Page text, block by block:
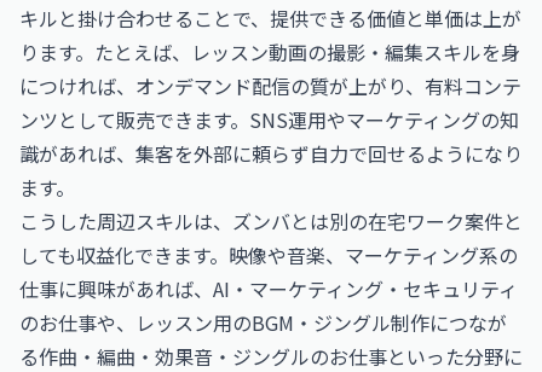
キルと掛け合わせることで、提供できる価値と単価は上が
ります。たとえば、レッスン動画の撮影・編集スキルを身
につければ、オンデマンド配信の質が上がり、有料コンテ
ンツとして販売できます。SNS運用やマーケティングの知
識があれば、集客を外部に頼らず自力で回せるようになり
ます。
こうした周辺スキルは、ズンバとは別の在宅ワーク案件と
しても収益化できます。映像や音楽、マーケティング系の
仕事に興味があれば、 AI・マーケティング・セキュリティ
のお仕事や、レッスン用のBGM・ジングル制作につなが
る作曲・編曲・効果音・ジングルのお仕事といった分野に